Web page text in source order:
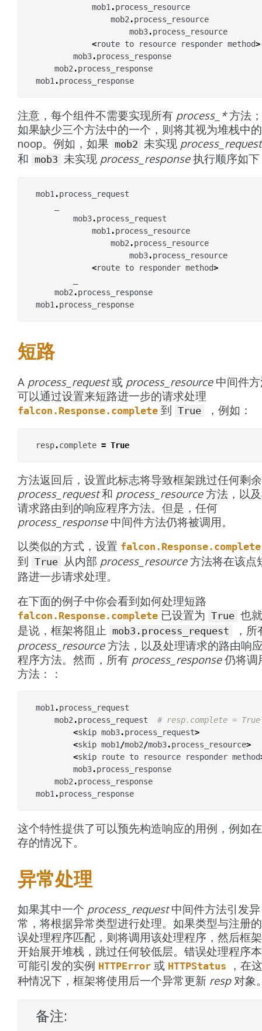
mob1 .process_resource
mob2 .process_resource
mob3.process_resource
<route to resource responder method>
mob3.process_response
mob2 .process_response
mob1 .process_response
注意，每个组件不需要实现所有 process_*方法；
如果缺少三个方法中的一个，则将其视为堆栈中的
noop。例如，如果 mob2 未实现 process_request
和 mob3 未实现 process_response执行顺序如下
mob1 .process_request
mob3.process_request
mob1 .process_resource
mob2 .process_resource
mob3.process_resource
<route to responder method>
mob2 .process_response
mob1 .process_response
短路
A process_request或 process_resource中间件
可以通过设置来短路进一步的请求处理
falcon.Response.complete 到 True ，例如：
resp.complete = True
方法返回后，设置此标志将导致框架跳过任何剩
process_request和 process_resource方法，以
请求路由到的响应程序方法。但是，任何
process_response中间件方法仍将被调用。
以类似的方式，设置 falcon.Response.complete
到 True 从内部 process_resource方法将在该点
路进一步请求处理。
在下面的例子中你会看到如何处理短路
falcon.Response.complete 已设置为 True 也就
是说，框架将阻止
mob3.process_request
，所
process_resource方法，以及处理请求的路由响
程序方法。然而，所有 process_response仍将调
方法：：
mob1 .process_request
mob2 .process_request
# resp.complete = True
<skip mob3.process_request>
<skip mob1 /mob2/mob3.process_resource>
<skip route to resource responder method
mob3.process_response
mob2 .process_response
mob1 .process_response
这个特性提供了可以预先构造响应的用例，例如
存的情况下。
异常处理
如果其中一个 process_request中间件方法引发异
常，将根据异常类型进行处理。如果类型与注册
误处理程序匹配，则将调用该处理程序，然后框
开始展开堆栈，跳过任何较低层。错误处理程序
可能引发的实例 HTTPError 或 HTTPStatus
，在这
种情况下，框架将使用后一个异常更新 resp对象
备注